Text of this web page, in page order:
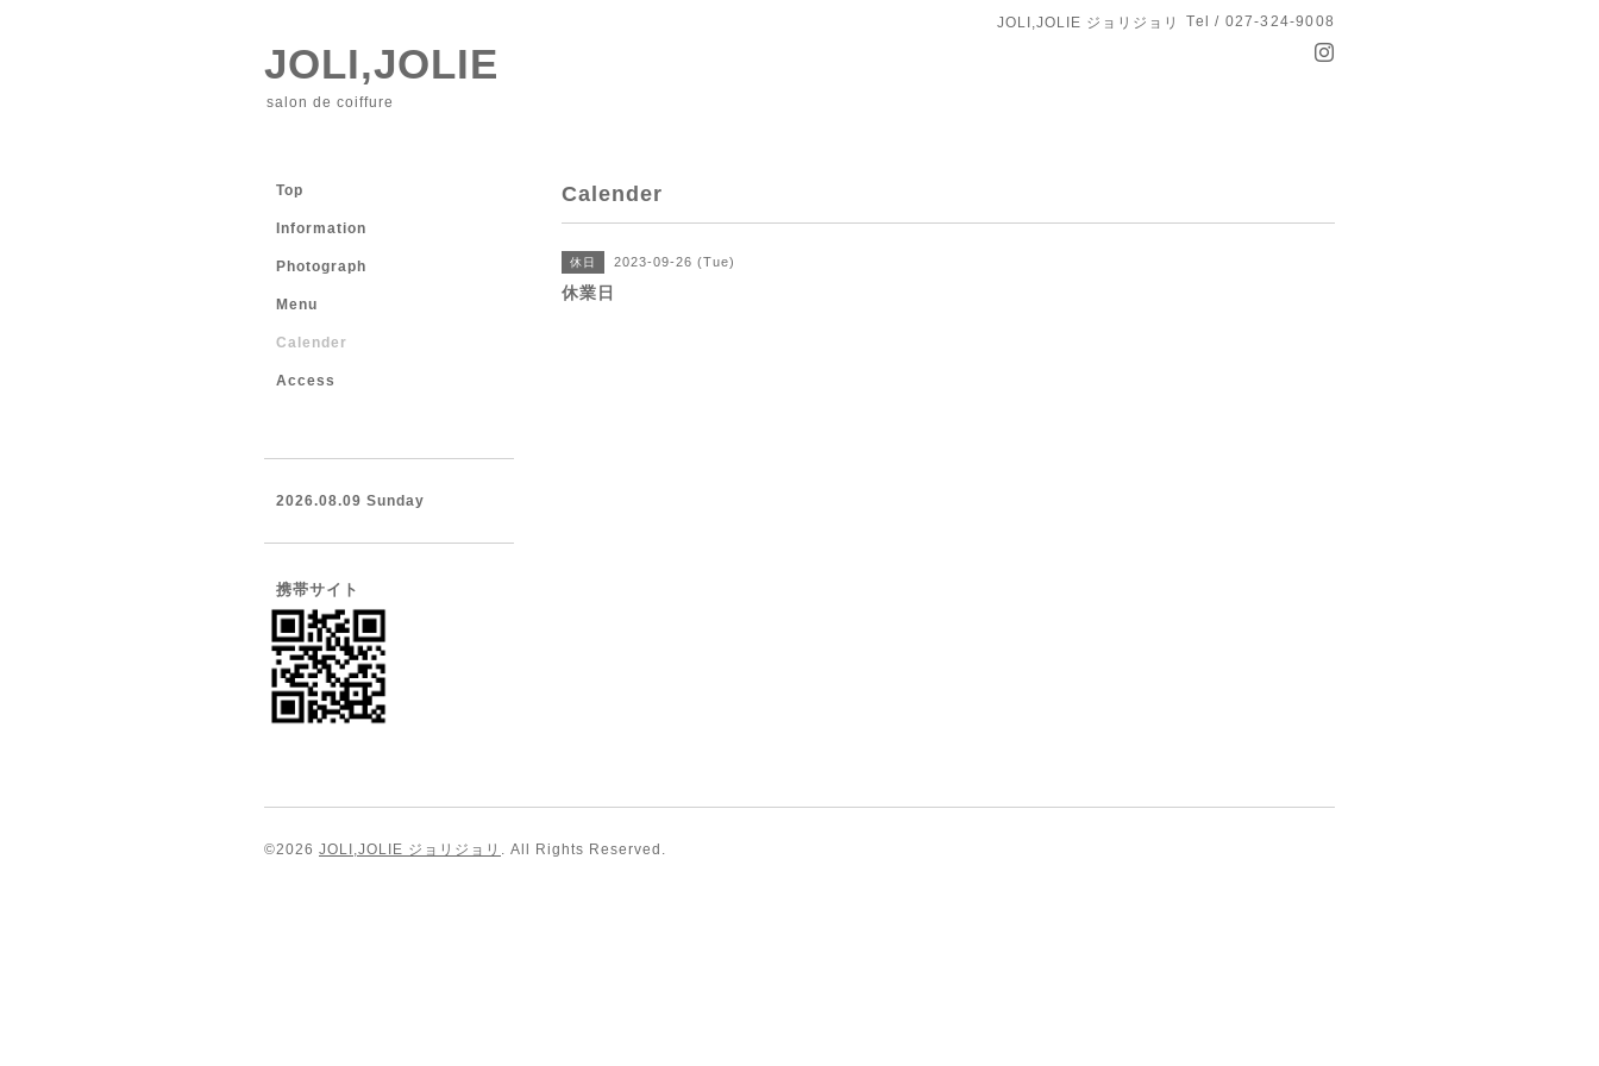
JOLI,JOLIE ジョリジョリ Tel / 027-324-9008
JOLI,JOLIE
salon de coiffure
Calender
休日 2023-09-26 (Tue)
休業日
Top
Information
Photograph
Menu
Calender
Access
2026.08.09 Sunday
携帯サイト
©2026 JOLI,JOLIE ジョリジョリ . All Rights Reserved.